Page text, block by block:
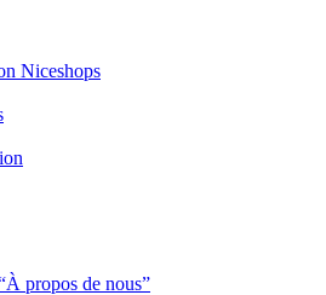
Niceshops
propos de nous”